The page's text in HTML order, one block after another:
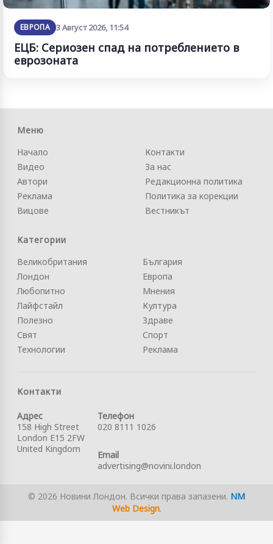
ЕВРОПА 3 Август 2026, 11:54
ЕЦБ: Сериозен спад на потреблението в
еврозоната
Меню
Начало
Видео
Автори
Реклама
Вицове
Контакти
За нас
Редакционна политика
Политика за корекции
Вестникът
Категории
Великобритания
Лондон
Любопитно
Лайфстайл
Полезно
Свят
Технологии
България
Европа
Мнения
Култура
Здраве
Спорт
Реклама
Контакти
Адрес
158 High Street
London E15 2FW
United Kingdom
Телефон
020 8111 1026
Email
advertising@novini.london
© 2026 Новини Лондон. Всички права запазени. NM
Web Design.